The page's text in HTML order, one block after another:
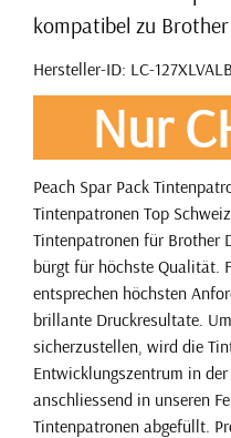
kompatibel zu Brother
Hersteller-ID: LC-
Nur
Peach Spar Pack
Tintenpatronen Top
Tintenpatronen für Brother
bürgt für höchste Qualität.
entsprechen höchsten
brillante Druckresultate.
sicherzustellen, wird die
Entwicklungszentrum in
anschliessend in unseren
Tintenpatronen abgefüllt.